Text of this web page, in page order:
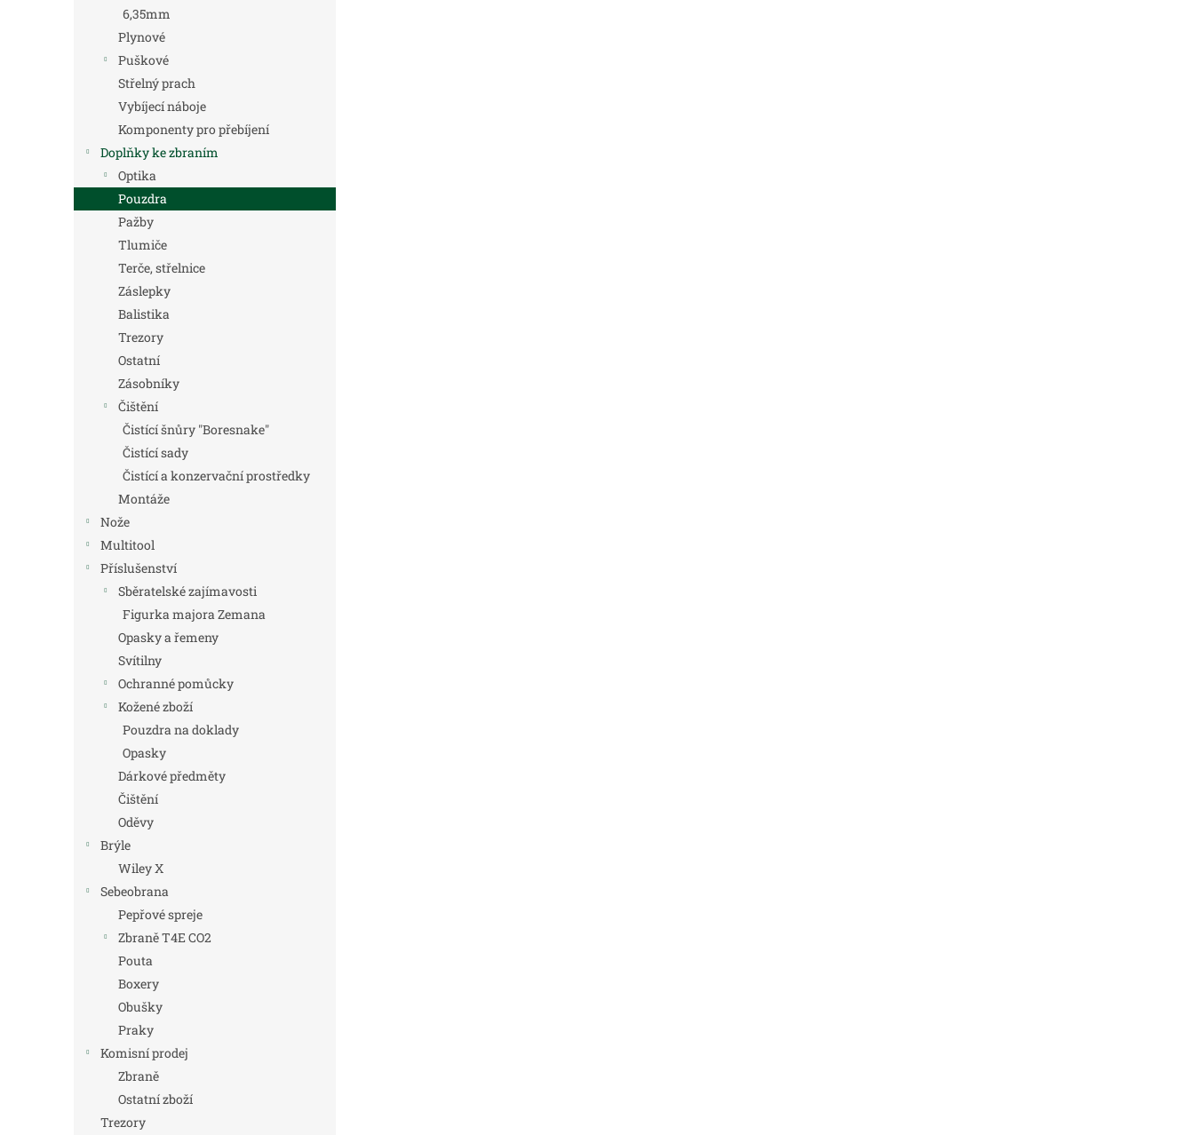
6,35mm
Plynové
Puškové
Střelný prach
Vybíjecí náboje
Komponenty pro přebíjení
Doplňky ke zbraním
Optika
Pouzdra
Pažby
Tlumiče
Terče, střelnice
Záslepky
Balistika
Trezory
Ostatní
Zásobníky
Čištění
Čistící šnůry "Boresnake"
Čistící sady
Čistící a konzervační prostředky
Montáže
Nože
Multitool
Příslušenství
Sběratelské zajímavosti
Figurka majora Zemana
Opasky a řemeny
Svítilny
Ochranné pomůcky
Kožené zboží
Pouzdra na doklady
Opasky
Dárkové předměty
Čištění
Oděvy
Brýle
Wiley X
Sebeobrana
Pepřové spreje
Zbraně T4E CO2
Pouta
Boxery
Obušky
Praky
Komisní prodej
Zbraně
Ostatní zboží
Trezory